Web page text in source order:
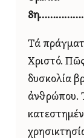
Τά
Χριστό.
δυσκολία
ἀνθρώπου.